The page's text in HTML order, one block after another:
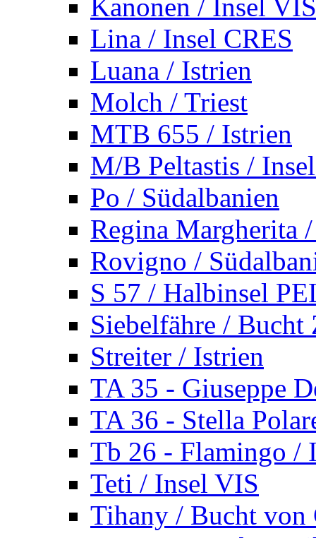
Kanonen / Insel VIS
Lina / Insel CRES
Luana / Istrien
Molch / Triest
MTB 655 / Istrien
M/B Peltastis /
Po / Südalbanien
Regina Margherita
Rovigno /
S 57 / Halbinsel
Siebelfähre / Bucht
Streiter / Istrien
TA 35 - Giuseppe
TA 36 - Stella
Tb 26 - Flamingo /
Teti / Insel VIS
Tihany / Bucht von